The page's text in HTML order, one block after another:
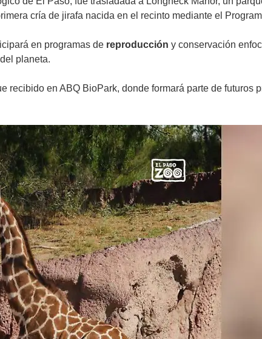
cría de jirafa nacida en el recinto mediante el
en programas de reproducción y conservación
del planeta.
recibido en ABQ BioPark, donde formará parte de futuros